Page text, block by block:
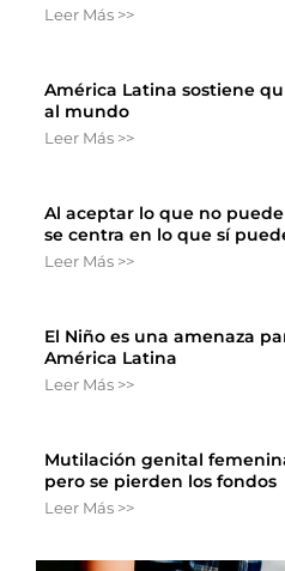
Leer Más >>
América Latina sostiene
al mundo
Leer Más >>
Al aceptar lo que no
se centra en lo que sí
Leer Más >>
El Niño es una amenaza
América Latina
Leer Más >>
Mutilación genital
pero se pierden los fondos
Leer Más >>